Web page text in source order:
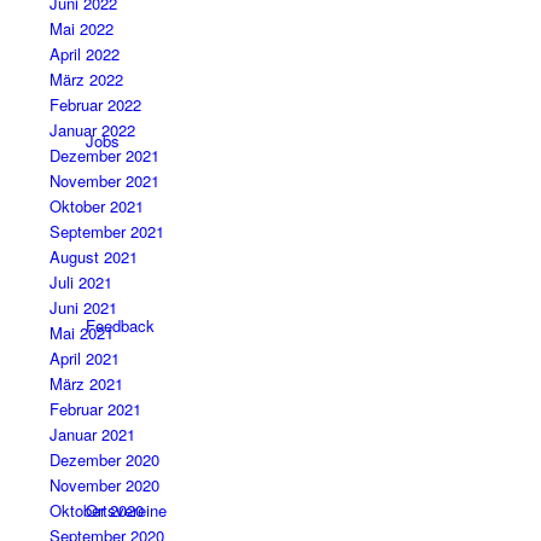
Jobs
Feedback
Ortsvereine
Mai 2022
April 2022
März 2022
Februar 2022
Januar 2022
Dezember 2021
November 2021
Oktober 2021
September 2021
August 2021
Juli 2021
Juni 2021
Mai 2021
April 2021
März 2021
Februar 2021
Januar 2021
Dezember 2020
November 2020
Oktober 2020
September 2020